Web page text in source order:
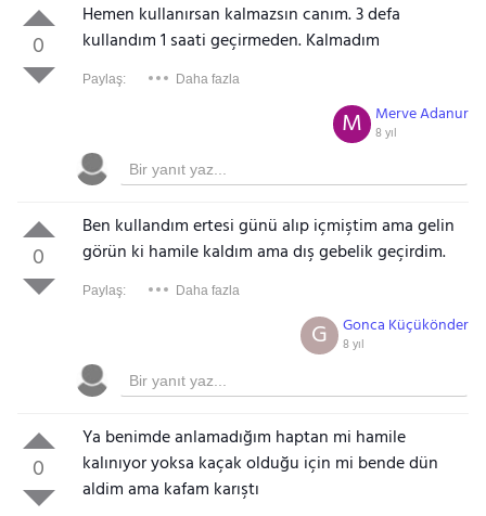
0
Hemen kullanırsan kalmazsın canım. 3 defa
kullandım 1 saati geçirmeden. Kalmadım
Paylaş: Daha fazla
Merve Adanur
8 yıl
M
0
Ben kullandım ertesi günü alıp içmiştim ama gelin
görün ki hamile kaldım ama dış gebelik geçirdim.
Paylaş: Daha fazla
Gonca Küçükönder
8 yıl
G
0
Ya benimde anlamadığım haptan mi hamile
kalınıyor yoksa kaçak olduğu için mi bende dün
aldim ama kafam karıştı